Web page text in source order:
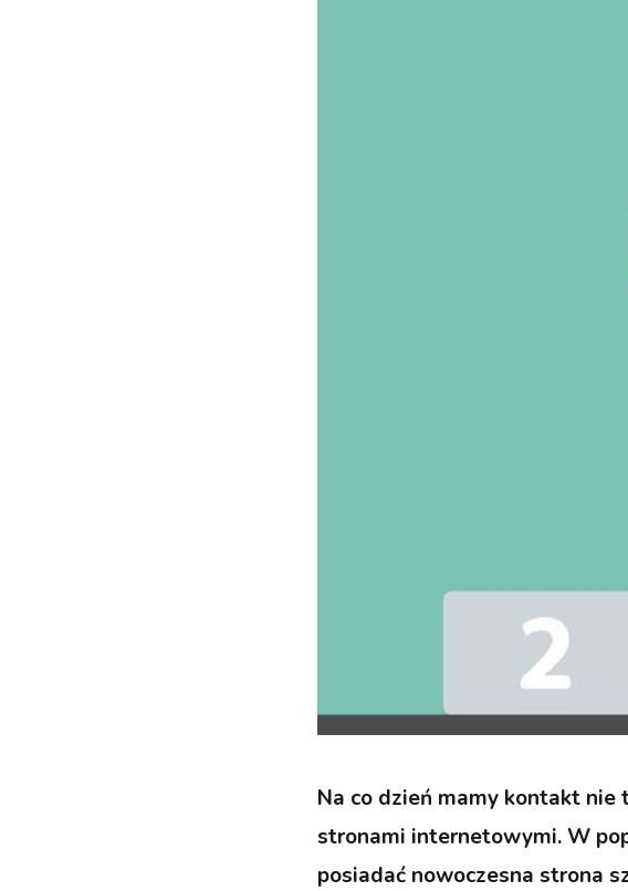
Na co dzień mamy kontakt nie
stronami internetowymi. W
posiadać nowoczesna strona